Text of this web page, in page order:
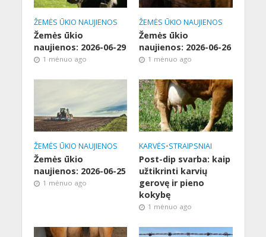
ŽEMĖS ŪKIO NAUJIENOS
Žemės ūkio
naujienos: 2026-06-29
1 mėnuo ago
ŽEMĖS ŪKIO NAUJIENOS
Žemės ūkio
naujienos: 2026-06-26
1 mėnuo ago
ŽEMĖS ŪKIO NAUJIENOS
Žemės ūkio
naujienos: 2026-06-25
1 mėnuo ago
KARVĖS•STRAIPSNIAI
Post-dip svarba: kaip
užtikrinti karvių
gerovę ir pieno
kokybę
1 mėnuo ago